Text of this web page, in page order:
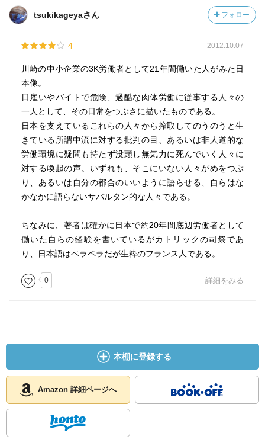
tsukikageyaさん フォロー
4 2012.10.07
川崎の中小企業の3K労働者として21年間働いた人がみた日
本像。
日雇いやバイトで危険、過酷な肉体労働に従事する人々の
一人として、その日常をつぶさに描いたものである。
日本を支えているこれらの人々から搾取してのうのうと生
きている所謂中流に対する批判の目、あるいは非人道的な
労働環境に疑問も持たず没頭し無気力に死んでいく人々に
対する喚起の声。いずれも、そこにいない人々がめをつぶ
り、あるいは自分の都合のいいように語らせる、自らはな
かなかに語らないサバルタン的な人々である。
ちなみに、著者は確かに日本で約20年間底辺労働者として
働いた自らの経験を書いているがカトリックの司祭であ
り、日本語はペラペラだが生粋のフランス人である。
0 詳細をみる
本棚に登録する
Amazon 詳細ページへ